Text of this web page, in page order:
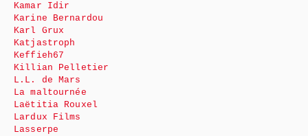
Kamar Idir
Karine Bernardou
Karl Grux
Katjastroph
Keffieh67
Killian Pelletier
L.L. de Mars
La maltournée
Laëtitia Rouxel
Lardux Films
Lasserpe